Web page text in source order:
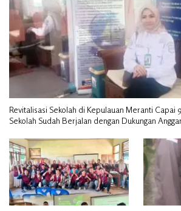
Revitalisasi Sekolah di Kepulauan Meranti Capai
Sekolah Sudah Berjalan dengan Dukungan